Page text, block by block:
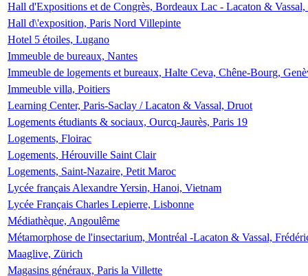
Hall d'Expositions et de Congrès, Bordeaux Lac - Lacaton &
Hall d\'exposition, Paris Nord Villepinte
Hotel 5 étoiles, Lugano
Immeuble de bureaux, Nantes
Immeuble de logements et bureaux, Halte Ceva, Chêne-Bourg,
Immeuble villa, Poitiers
Learning Center, Paris-Saclay / Lacaton & Vassal, Druot
Logements étudiants & sociaux, Ourcq-Jaurès, Paris 19
Logements, Floirac
Logements, Hérouville Saint Clair
Logements, Saint-Nazaire, Petit Maroc
Lycée français Alexandre Yersin, Hanoi, Vietnam
Lycée Français Charles Lepierre, Lisbonne
Médiathèque, Angoulême
Métamorphose de l'insectarium, Montréal -Lacaton & Vassal,
Maaglive, Zürich
Magasins généraux, Paris la Villette